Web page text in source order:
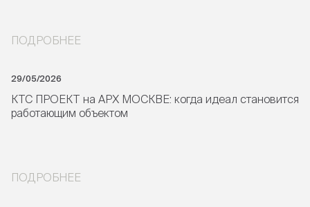
ПОДРОБНЕЕ
29/05/2026
КТС ПРОЕКТ на АРХ МОСКВЕ: когда идеал становится
работающим объектом
ПОДРОБНЕЕ